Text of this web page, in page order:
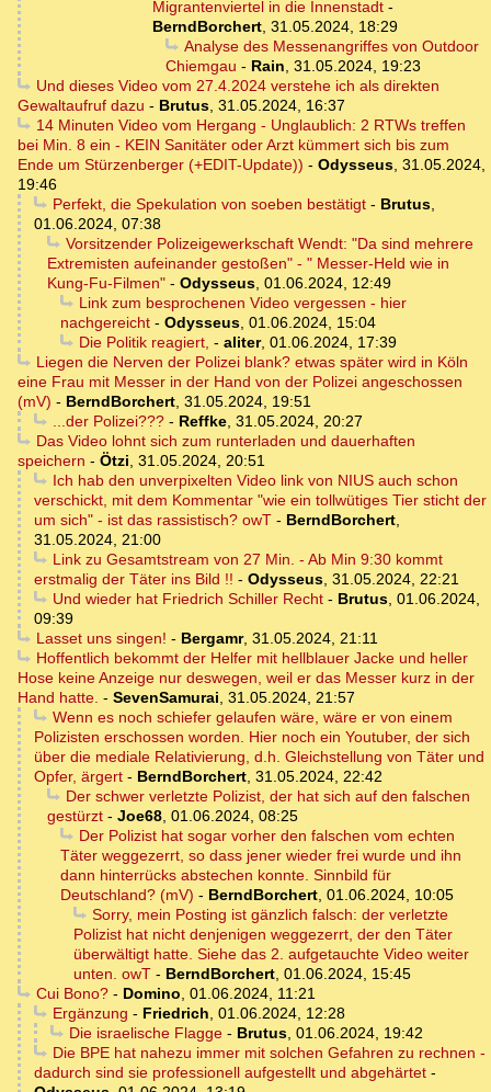
Migrantenviertel in die Innenstadt -
BerndBorchert, 31.05.2024, 18:29
Analyse des Messenangriffes von Outdoor
Chiemgau - Rain, 31.05.2024, 19:23
Und dieses Video vom 27.4.2024 verstehe ich als direkten
Gewaltaufruf dazu - Brutus, 31.05.2024, 16:37
14 Minuten Video vom Hergang - Unglaublich: 2 RTWs treffen
bei Min. 8 ein - KEIN Sanitäter oder Arzt kümmert sich bis zum
Ende um Stürzenberger (+EDIT-Update)) - Odysseus, 31.05.2024,
19:46
Perfekt, die Spekulation von soeben bestätigt- Brutus,
01.06.2024, 07:38
Vorsitzender Polizeigewerkschaft Wendt: "Da sind mehrere
Extremisten aufeinander gestoßen" - " Messer-Held wie in
Kung-Fu-Filmen" - Odysseus, 01.06.2024, 12:49
Link zum besprochenen Video vergessen - hier
nachgereicht - Odysseus, 01.06.2024, 15:04
Die Politik reagiert, - aliter, 01.06.2024, 17:39
Liegen die Nerven der Polizei blank? etwas später wird in Köln
eine Frau mit Messer in der Hand von der Polizei angeschossen
(mV) - BerndBorchert, 31.05.2024, 19:51
...der Polizei???- Reffke, 31.05.2024, 20:27
Das Video lohnt sich zum runterladen und dauerhaften
speichern - Ötzi, 31.05.2024, 20:51
Ich hab den unverpixelten Video link von NIUS auch schon
verschickt, mit dem Kommentar "wie ein tollwütiges Tier sticht der
um sich" - ist das rassistisch? owT - BerndBorchert,
31.05.2024, 21:00
Link zu Gesamtstream von 27 Min. - Ab Min 9:30 kommt
erstmalig der Täter ins Bild !! - Odysseus, 31.05.2024, 22:21
Und wieder hat Friedrich Schiller Recht- Brutus, 01.06.2024,
09:39
Lasset uns singen! - Bergamr, 31.05.2024, 21:11
Hoffentlich bekommt der Helfer mit hellblauer Jacke und heller
Hose keine Anzeige nur deswegen, weil er das Messer kurz in der
Hand hatte. - SevenSamurai, 31.05.2024, 21:57
Wenn es noch schiefer gelaufen wäre, wäre er von einem
Polizisten erschossen worden. Hier noch ein Youtuber, der sich
über die mediale Relativierung, d.h. Gleichstellung von Täter und
Opfer, ärgert - BerndBorchert, 31.05.2024, 22:42
Der schwer verletzte Polizist, der hat sich auf den falschen
gestürzt - Joe68, 01.06.2024, 08:25
Der Polizist hat sogar vorher den falschen vom echten
Täter weggezerrt, so dass jener wieder frei wurde und ihn
dann hinterrücks abstechen konnte. Sinnbild für
Deutschland? (mV) - BerndBorchert, 01.06.2024, 10:05
Sorry, mein Posting ist gänzlich falsch: der verletzte
Polizist hat nicht denjenigen weggezerrt, der den Täter
überwältigt hatte. Siehe das 2. aufgetauchte Video weiter
unten. owT - BerndBorchert, 01.06.2024, 15:45
Cui Bono?- Domino, 01.06.2024, 11:21
Ergänzung - Friedrich, 01.06.2024, 12:28
Die israelische Flagge- Brutus, 01.06.2024, 19:42
Die BPE hat nahezu immer mit solchen Gefahren zu rechnen -
dadurch sind sie professionell aufgestellt und abgehärtet -